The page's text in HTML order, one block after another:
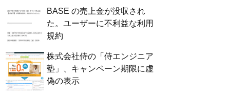
BASE の売上金が没収され
た。ユーザーに不利益な利用
規約
株式会社侍の「侍エンジニア
塾」、キャンペーン期限に虚
偽の表示